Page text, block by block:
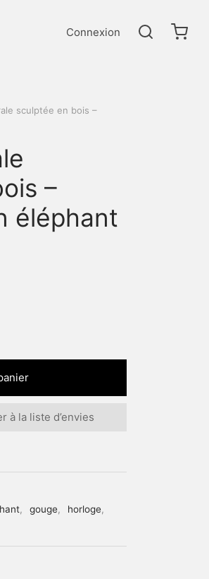
Connexion
sculptée en bois –
–
éléphant
à la liste d’envies
, gouge, horloge,